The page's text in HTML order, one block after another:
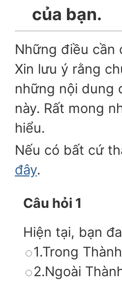
của bạn.
Những điều cần
Xin lưu ý rằng
những nội dung
này. Rất mong
hiểu.
Nếu có bất cứ
đây.
Câu hỏi 1
Hiện tại, bạn
1.Trong
2.Ngoài